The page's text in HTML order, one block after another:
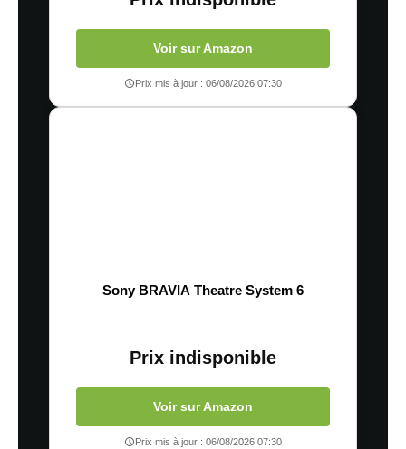
Voir sur Amazon
Prix mis à jour : 06/08/2026 07:30
Sony BRAVIA Theatre System 6
Prix indisponible
Voir sur Amazon
Prix mis à jour : 06/08/2026 07:30